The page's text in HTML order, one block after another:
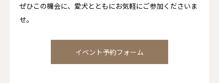
ぜひこの機会に、愛犬とともにお気軽にご参加くださいま
せ。
イベント予約フォーム